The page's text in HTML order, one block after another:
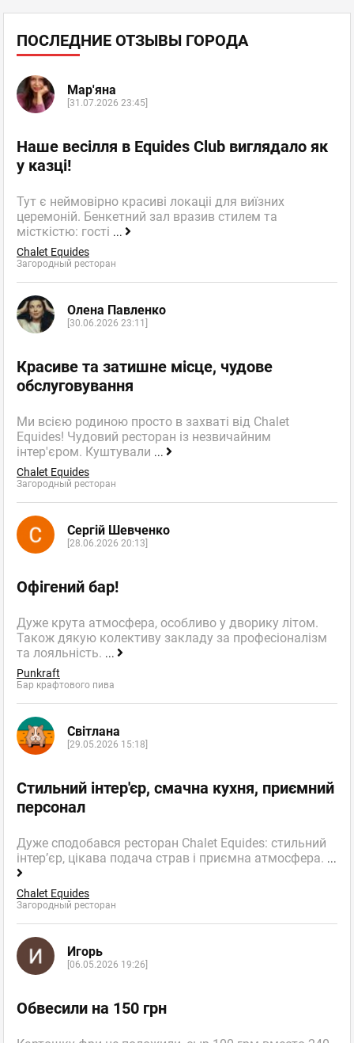
ПОСЛЕДНИЕ ОТЗЫВЫ ГОРОДА
Мар'яна
[31.07.2026 23:45]
Наше весілля в Equides Club виглядало як
у казці!
Тут є неймовірно красиві локаціі для виїзних
церемоній. Бенкетний зал вразив стилем та
місткістю: гості ...
Chalet Equides
Загородный ресторан
Олена Павленко
[30.06.2026 23:11]
Красиве та затишне місце, чудове
обслуговування
Ми всією родиною просто в захваті від Chalet
Equides! Чудовий ресторан із незвичайним
інтер'єром. Куштували ...
Chalet Equides
Загородный ресторан
Сергій Шевченко
[28.06.2026 20:13]
Офігений бар!
Дуже крута атмосфера, особливо у дворику літом.
Також дякую колективу закладу за професіоналізм
та лояльність. ...
Punkraft
Бар крафтового пива
Світлана
[29.05.2026 15:18]
Стильний інтер'єр, смачна кухня, приємний
персонал
Дуже сподобався ресторан Chalet Equides: стильний
інтер’єр, цікава подача страв і приємна атмосфера. ...
Chalet Equides
Загородный ресторан
Игорь
[06.05.2026 19:26]
Обвесили на 150 грн